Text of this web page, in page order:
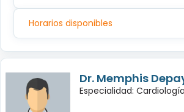
Horarios disponibles
Dr. Memphis
Especialidad: